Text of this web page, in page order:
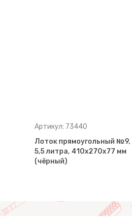
Артикул: 73440
Лоток прямоугольный №9,
5,5 литра, 410х270х77 мм
(чёрный)